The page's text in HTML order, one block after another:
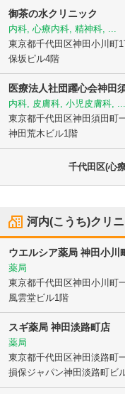
御茶の水クリニック
内科, 心療内科, 精神科, ...
東京都千代田区神田小川町
保坂ピル4階
医療法人社団躍心会神田
内科, 皮膚科, 小児皮膚科, ...
東京都千代田区神田須田町
神田荒木ビル1階
千代田区(心
河内(こうち)クリ
ウエルシア薬局 神田小川
薬局
東京都千代田区神田小川町
風雲堂ビル1階
スギ薬局 神田淡路町店
薬局
東京都千代田区神田淡路町
損保ジャパン神田淡路町ビ